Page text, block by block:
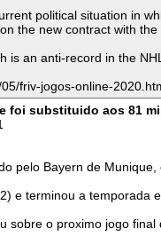
political situation in
the new contract with
is an anti-record in the
friv-jogos-online-
foi substituido aos 81
pelo Bayern de
e terminou a temporada
sobre o proximo jogo